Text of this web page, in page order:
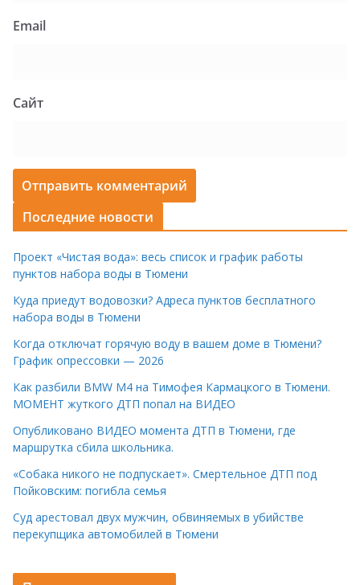
Email
Сайт
Последние новости
Проект «Чистая вода»: весь список и график работы
пунктов набора воды в Тюмени
Куда приедут водовозки? Адреса пунктов бесплатного
набора воды в Тюмени
Когда отключат горячую воду в вашем доме в Тюмени?
График опрессовки — 2026
Как разбили BMW M4 на Тимофея Кармацкого в Тюмени.
МОМЕНТ жуткого ДТП попал на ВИДЕО
Опубликовано ВИДЕО момента ДТП в Тюмени, где
маршрутка сбила школьника.
«Собака никого не подпускает». Смертельное ДТП под
Пойковским: погибла семья
Суд арестовал двух мужчин, обвиняемых в убийстве
перекупщика автомобилей в Тюмени